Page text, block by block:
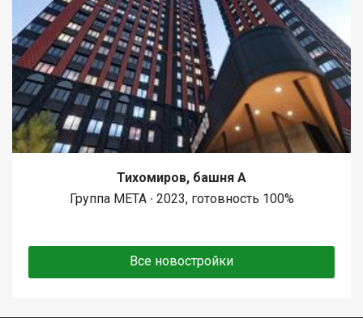
Тихомиров, башня А
Группа МЕТА ∙ 2023, готовность 100%
Все новостройки